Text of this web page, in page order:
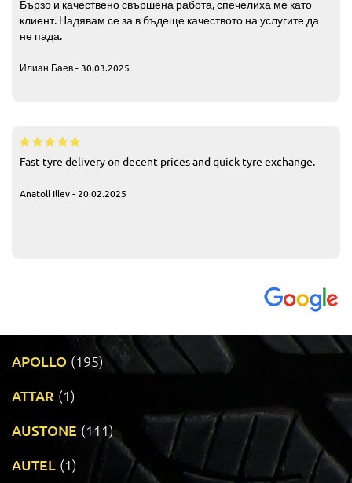
Бързо и качествено свършена работа, спечелиха ме като
клиент. Надявам се за в бъдеще качеството на услугите да
не пада.
Илиан Баев - 30.03.2025
Fast tyre delivery on decent prices and quick tyre exchange.
Anatoli Iliev - 20.02.2025
APOLLO (195)
ATTAR (1)
AUSTONE (111)
AUTEL (1)